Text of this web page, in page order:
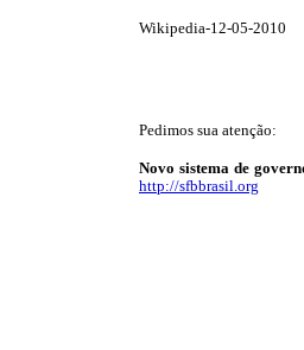
Wikipedia-12-05-2010
Pedimos sua atenção:
Novo sistema de
http://sfbbrasil.org